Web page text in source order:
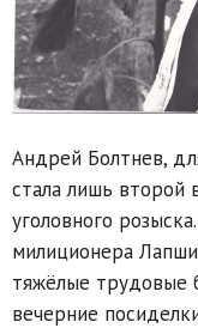
Андрей Болтнев,
стала лишь второй
уголовного
милиционера
тяжёлые трудовые
вечерние